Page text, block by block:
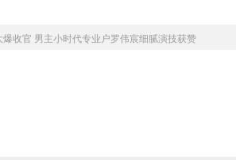
收官 男主小时代专业户罗伟宸细腻演技获赞